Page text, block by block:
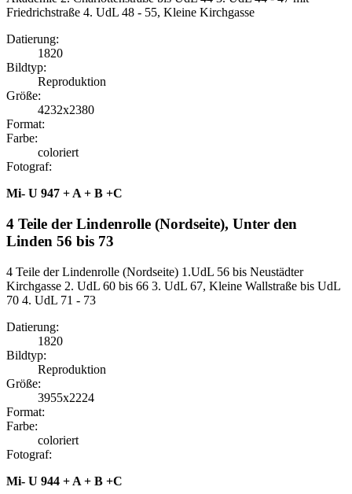
Friedrichstraße 4. UdL 48 - 55, Kleine Kirchgasse
Datierung:
1820
Bildtyp:
Reproduktion
Größe:
4232x2380
Format:
Farbe:
coloriert
Fotograf:
Mi- U 947 + A + B +C
4 Teile der Lindenrolle (Nordseite), Unter den
Linden 56 bis 73
4 Teile der Lindenrolle (Nordseite) 1.UdL 56 bis Neustädter
Kirchgasse 2. UdL 60 bis 66 3. UdL 67, Kleine Wallstraße bis UdL
70 4. UdL 71 - 73
Datierung:
1820
Bildtyp:
Reproduktion
Größe:
3955x2224
Format:
Farbe:
coloriert
Fotograf:
Mi- U 944 + A + B +C